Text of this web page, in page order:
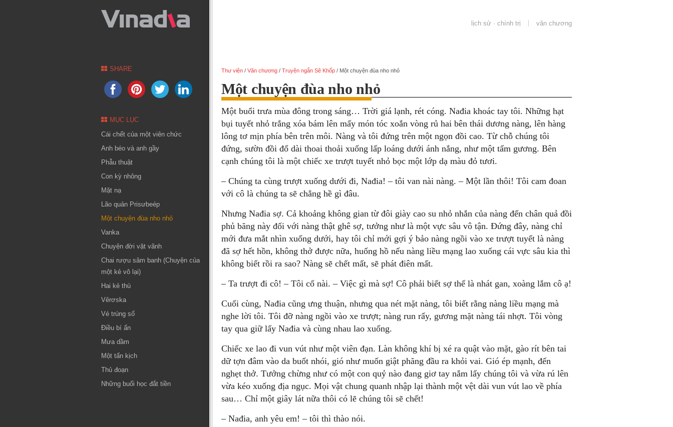
lịch sử · chính trị văn chương
Thư viện / Văn chương / Truyện ngắn Sê Khốp / Một chuyện đùa nho nhỏ
Một chuyện đùa nho nhỏ
Một buổi trưa mùa đông trong sáng… Trời giá lạnh, rét cóng. Nađia khoác tay tôi. Những hạt
bụi tuyết nhỏ trắng xóa bám lên mấy món tóc xoắn vòng rủ hai bên thái dương nàng, lên hàng
lông tơ mịn phía bên trên môi. Nàng và tôi đứng trên một ngọn đồi cao. Từ chỗ chúng tôi
đứng, sườn đồi đổ dài thoai thoải xuống lấp loáng dưới ánh nắng, như một tấm gương. Bên
cạnh chúng tôi là một chiếc xe trượt tuyết nhỏ bọc một lớp dạ màu đỏ tươi.
– Chúng ta cùng trượt xuống dưới đi, Nađia! – tôi van nài nàng. – Một lần thôi! Tôi cam đoan
với cô là chúng ta sẽ chẳng hề gì đâu.
Nhưng Nađia sợ. Cả khoảng không gian từ đôi giày cao su nhỏ nhắn của nàng đến chân quả đồi
phủ băng này đối với nàng thật ghê sợ, tưởng như là một vực sâu vô tận. Đứng đây, nàng chỉ
mới đưa mắt nhìn xuống dưới, hay tôi chỉ mới gợi ý bảo nàng ngồi vào xe trượt tuyết là nàng
đã sợ hết hồn, không thở được nữa, huống hồ nếu nàng liều mạng lao xuống cái vực sâu kia thì
không biết rồi ra sao? Nàng sẽ chết mất, sẽ phát điên mất.
– Ta trượt đi cô! – Tôi cố nài. – Việc gì mà sợ! Cô phải biết sợ thế là nhát gan, xoàng lắm cô ạ!
Cuối cùng, Nađia cũng ưng thuận, nhưng qua nét mặt nàng, tôi biết rằng nàng liều mạng mà
nghe lời tôi. Tôi đỡ nàng ngồi vào xe trượt; nàng run rẩy, gương mặt nàng tái nhợt. Tôi vòng
tay qua giữ lấy Nađia và cùng nhau lao xuống.
Chiếc xe lao đi vun vút như một viên đạn. Làn không khí bị xé ra quật vào mặt, gào rít bên tai
dữ tợn đâm vào da buốt nhói, gió như muốn giật phăng đầu ra khỏi vai. Gió ép mạnh, đến
nghẹt thở. Tưởng chừng như có một con quỷ nào đang giơ tay nắm lấy chúng tôi và vừa rú lên
vừa kéo xuống địa ngục. Mọi vật chung quanh nhập lại thành một vệt dài vun vút lao về phía
sau… Chỉ một giây lát nữa thôi có lẽ chúng tôi sẽ chết!
– Nađia, anh yêu em! – tôi thì thào nói.
SHARE
MỤC LỤC
Cái chết của một viên chức
Anh béo và anh gầy
Phẫu thuật
Con kỳ nhông
Mặt nạ
Lão quản Prisưbeép
Một chuyện đùa nho nhỏ
Vanka
Chuyện đời vặt vãnh
Chai rượu sâm banh (Chuyện của
một kẻ vô lại)
Hai kẻ thù
Vêrơska
Vé trúng số
Điều bí ẩn
Mưa dầm
Một tấn kịch
Thủ đoạn
Những buổi học đắt tiền